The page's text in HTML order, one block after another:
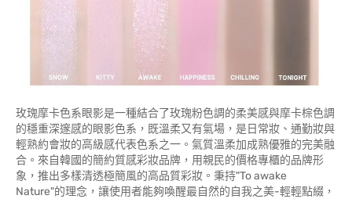
玫瑰摩卡色系眼影是一種結合了玫瑰粉色調的柔美感與摩卡棕色調
的穩重深邃感的眼影色系，既溫柔又有氣場，是日常妝、通勤妝與
輕熟約會妝的高級感代表色系之一。氣質溫柔加成熟優雅的完美融
合。來自韓國的簡約質感彩妝品牌，用親民的價格專櫃的品牌形
象，推出多樣清透極簡風的高品質彩妝。秉持"To awake
Nature"的理念，讓使用者能夠喚醒最自然的自我之美-輕輕點綴，